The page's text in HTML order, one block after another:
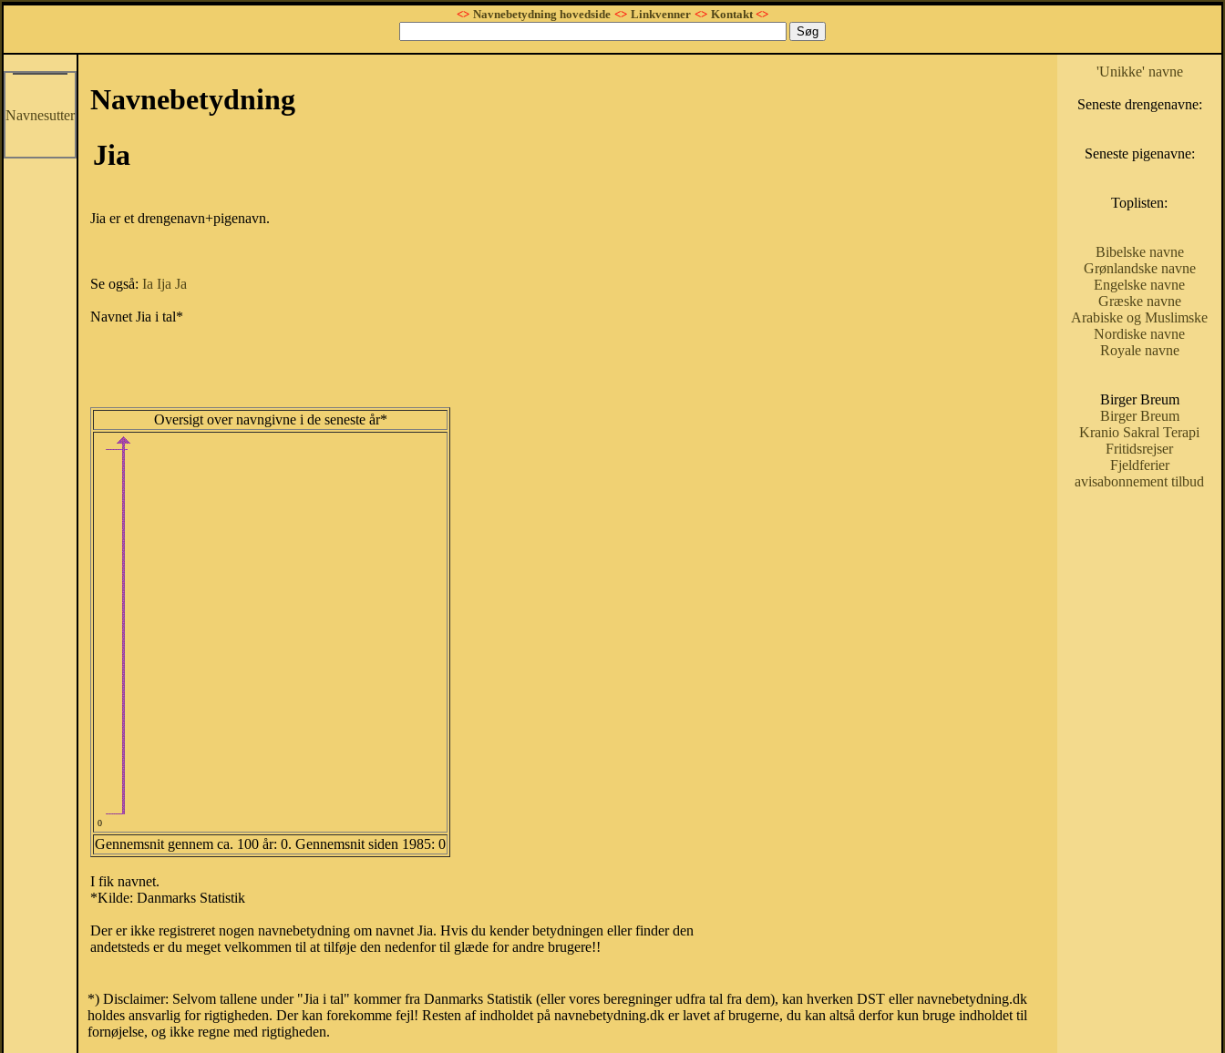
<> Navnebetydning hovedside <> Linkvenner <> Kontakt<>
Navnesutter
Navnebetydning
Jia
Jia er et drengenavn+pigenavn.
Se også: Ia Ija Ja
Navnet Jia i tal*
Oversigt over navngivne i de seneste år*
0
Gennemsnit gennem ca. 100 år: 0. Gennemsnit siden 1985: 0
I fik navnet.
*Kilde: Danmarks Statistik
Der er ikke registreret nogen navnebetydning om navnet Jia. Hvis du kender betydningen eller finder den
andetsteds er du meget velkommen til at tilføje den nedenfor til glæde for andre brugere!!
*) Disclaimer: Selvom tallene under "Jia i tal" kommer fra Danmarks Statistik (eller vores beregninger udfra tal fra dem), kan hverken DST eller navnebetydning.dk
holdes ansvarlig for rigtigheden. Der kan forekomme fejl! Resten af indholdet på navnebetydning.dk er lavet af brugerne, du kan altså derfor kun bruge indholdet til
fornøjelse, og ikke regne med rigtigheden.
'Unikke' navne
Seneste drengenavne:
Seneste pigenavne:
Toplisten:
Bibelske navne
Grønlandske navne
Engelske navne
Græske navne
Arabiske og Muslimske
Nordiske navne
Royale navne
Birger Breum
Birger Breum
Kranio Sakral Terapi
Fritidsrejser
Fjeldferier
avisabonnement tilbud